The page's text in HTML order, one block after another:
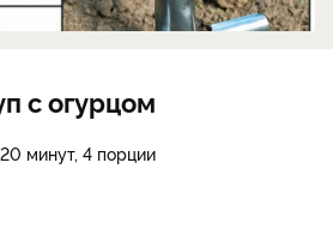
с огурцом
20 минут, 4 порции